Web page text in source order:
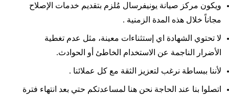
ويكون مركز صيانة يونيفرسال مُلزم بتقديم خدمات الإصلاح
مجاناً خلال هذه المدة الزمنية .
لا تحتوي الشهادة اي إستثناءات معينة، مثل عدم تغطية
الأضرار الناجمة عن الاستخدام الخاطئ أو الحوادث.
لأننا ببساطة نرغب لتعزيز الثقة مع كل عملائنا .
اتصلوا بنا عند الحاجة نحن هنا لمساعدتكم حتي بعد انتهاء فترة